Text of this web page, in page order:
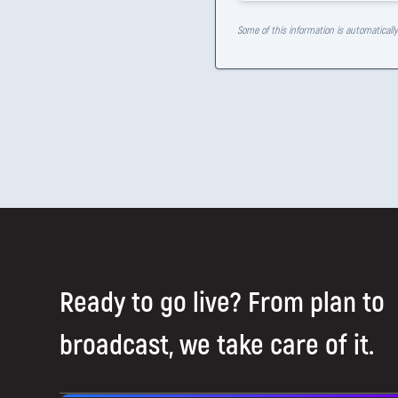
Some of this information is
Ready to go live? From plan to
broadcast, we take care of it.